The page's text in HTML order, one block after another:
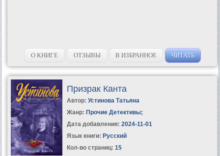
О КНИГЕ ОТЗЫВЫ В ИЗБРАННОЕ ЧИТАТЬ
Призрак Канта
Автор: Устинова Татьяна
Жанр: Прочие Детективы;
Дата добавления: 2024-11-01
Язык книги: Русский
Кол-во страниц: 15